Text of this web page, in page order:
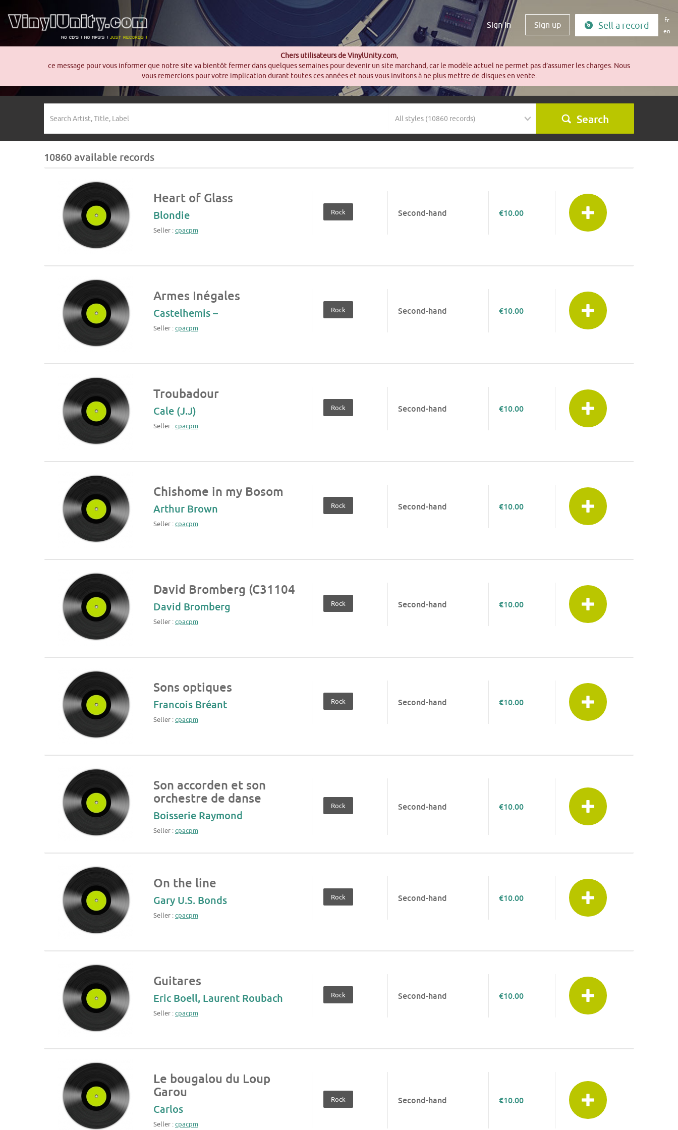
Chers utilisateurs de VinylUnity.com,
ce message pour vous informer que notre site va bientôt fermer dans quelques semaines pour devenir un site marchand, car le modèle actuel ne permet pas d’assumer les charges. Nous
vous remercions pour votre implication durant toutes ces années et nous vous invitons à ne plus mettre de disques en vente.
Sign In Sign up Sell a record
fr
en
Search
10860 available records
Heart of Glass
Blondie
Seller :cpacpm
Rock Second-hand €10.00
Armes Inégales
Castelhemis –
Seller :cpacpm
Rock Second-hand €10.00
Troubadour
Cale (J.J)
Seller :cpacpm
Rock Second-hand €10.00
Chishome in my Bosom
Arthur Brown
Seller :cpacpm
Rock Second-hand €10.00
David Bromberg (C31104
David Bromberg
Seller :cpacpm
Rock Second-hand €10.00
Sons optiques
Francois Bréant
Seller :cpacpm
Rock Second-hand €10.00
Son accorden et son
orchestre de danse
Boisserie Raymond
Seller :cpacpm
Rock Second-hand €10.00
On the line
Gary U.S. Bonds
Seller :cpacpm
Rock Second-hand €10.00
Guitares
Eric Boell, Laurent Roubach
Seller :cpacpm
Rock Second-hand €10.00
Le bougalou du Loup
Garou
Carlos
Seller :cpacpm
Rock Second-hand €10.00